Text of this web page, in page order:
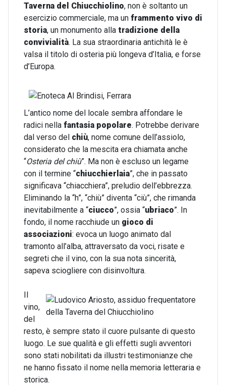
Taverna del Chiucchiolino, non è soltanto un
esercizio commerciale, ma un frammento vivo di
storia, un monumento alla tradizione della
convivialità. La sua straordinaria antichità le è
valsa il titolo di osteria più longeva d’Italia, e forse
d’Europa.
L’antico nome del locale sembra affondare le
radici nella fantasia popolare. Potrebbe derivare
dal verso del chiù, nome comune dell’assiolo,
considerato che la mescita era chiamata anche
“Osteria del chiù”. Ma non è escluso un legame
con il termine “chiucchierlaia”, che in passato
significava “chiacchiera”, preludio dell’ebbrezza.
Eliminando la “h”, “chiù” diventa “ciù”, che rimanda
inevitabilmente a “ciucco”, ossia “ubriaco”. In
fondo, il nome racchiude un gioco di
associazioni: evoca un luogo animato dal
tramonto all’alba, attraversato da voci, risate e
segreti che il vino, con la sua nota sincerità,
sapeva sciogliere con disinvoltura.
Il
vino,
del
resto, è sempre stato il cuore pulsante di questo
luogo. Le sue qualità e gli effetti sugli avventori
sono stati nobilitati da illustri testimonianze che
ne hanno fissato il nome nella memoria letteraria e
storica.